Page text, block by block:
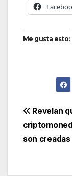
Me gusta esto:
de
Revelan
son creadas